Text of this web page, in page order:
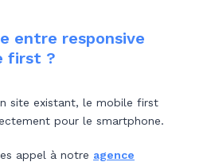
entre responsive
first ?
site existant, le mobile first
pour le smartphone.
appel à notre agence